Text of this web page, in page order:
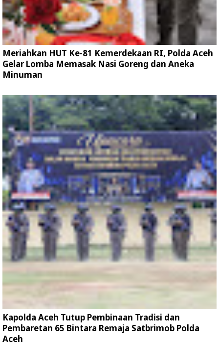
Meriahkan HUT Ke-81 Kemerdekaan RI, Polda Aceh
Gelar Lomba Memasak Nasi Goreng dan Aneka
Minuman
Kapolda Aceh Tutup Pembinaan Tradisi dan
Pembaretan 65 Bintara Remaja Satbrimob Polda
Aceh